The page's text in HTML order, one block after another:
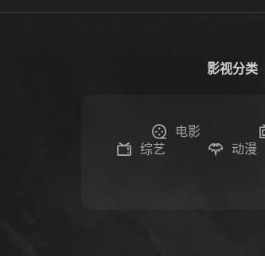
影视分类
电影
综艺
动漫